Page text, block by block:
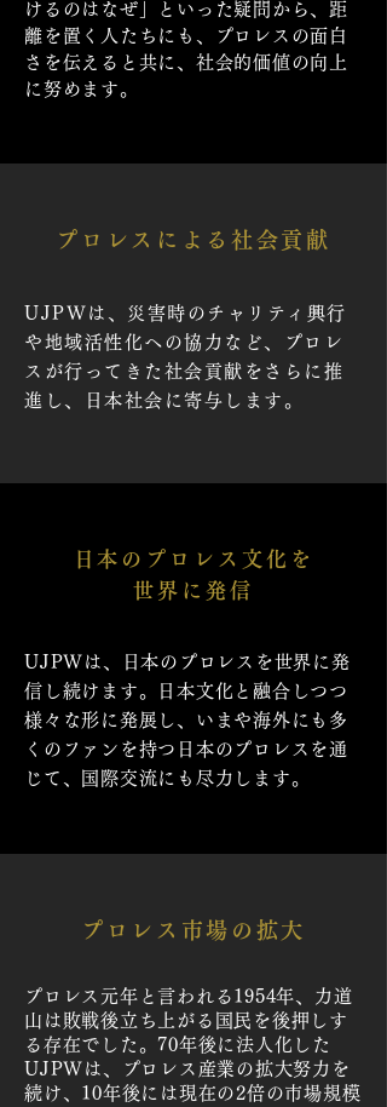
けるのはなぜ」といった疑問から、距
離を置く人たちにも、プロレスの面白
さを伝えると共に、社会的価値の向上
に努めます。
プロレスによる社会貢献
UJPW は、災害時のチャリティ興行
や地域活性化への協力など、プロレ
スが行ってきた社会貢献をさらに推
進し、日本社会に寄与します。
日本のプロレス文化を
世界に発信
UJPWは、日本のプロレスを世界に発
信し続けます。日本文化と融合しつつ
様々な形に発展し、いまや海外にも多
くのファンを持つ日本のプロレスを通
じて、国際交流にも尽力します。
プロレス市場の拡大
プロレス元年と言われる1954年、力道
山は敗戦後立ち上がる国民を後押しす
る存在でした。70年後に法人化した
UJPWは、プロレス産業の拡大努力を
続け、10年後には現在の2倍の市場規模